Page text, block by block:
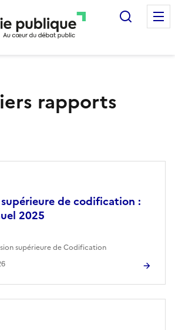
rapports
de codification :
2025
supérieure de Codification